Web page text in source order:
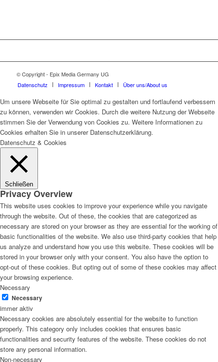
© Copyright - Epix Media Germany UG
Datenschutz
Impressum Kontakt Über uns/About us
Um unsere Webseite für Sie optimal zu gestalten und fortlaufend verbessern
zu können, verwenden wir Cookies. Durch die weitere Nutzung der Webseite
stimmen Sie der Verwendung von Cookies zu. Weitere Informationen zu
Cookies erhalten Sie in unserer Datenschutzerklärung.
Datenschutz & Cookies
Schließen
Privacy Overview
This website uses cookies to improve your experience while you navigate
through the website. Out of these, the cookies that are categorized as
necessary are stored on your browser as they are essential for the working of
basic functionalities of the website. We also use third-party cookies that help
us analyze and understand how you use this website. These cookies will be
stored in your browser only with your consent. You also have the option to
opt-out of these cookies. But opting out of some of these cookies may affect
your browsing experience.
Necessary
Necessary
immer aktiv
Necessary cookies are absolutely essential for the website to function
properly. This category only includes cookies that ensures basic
functionalities and security features of the website. These cookies do not
store any personal information.
Non-necessary